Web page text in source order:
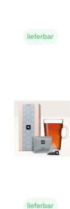
lieferbar
lieferbar